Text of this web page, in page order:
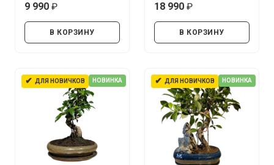
9 990
В КОРЗИНУ
18 990
В КОРЗИНУ
✔ ДЛЯ НОВИЧКОВ НОВИНКА ✔ ДЛЯ НОВИЧКОВ НОВИНКА